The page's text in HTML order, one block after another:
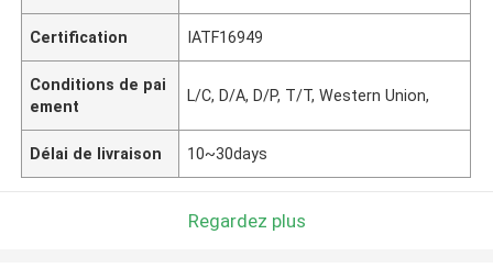
Certification IATF16949
Conditions de pai
ement
L/C, D/A, D/P, T/T, Western Union,
Délai de livraison 10~30days
Regardez plus